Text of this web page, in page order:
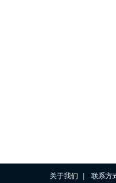
关于我们 联系方